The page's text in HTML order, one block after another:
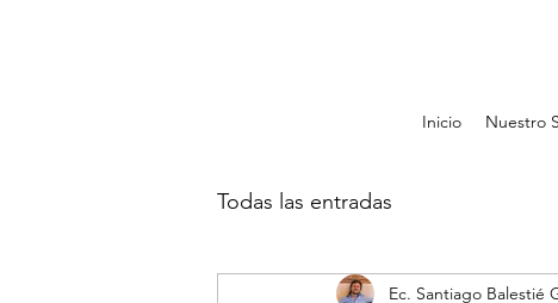
Inicio Nuestro
Todas las entradas
Ec. Santiago Balestié